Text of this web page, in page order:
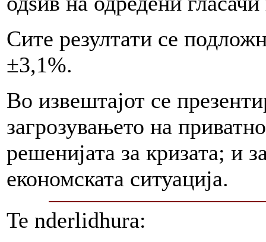
Сите резултати се
±3,1%.
Во извештајот се
загрозувањето на
решенијата за кризата; и
економската ситуација.
Te nderlidhura: